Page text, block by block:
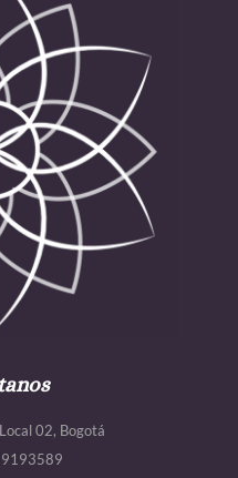
02, Bogotá